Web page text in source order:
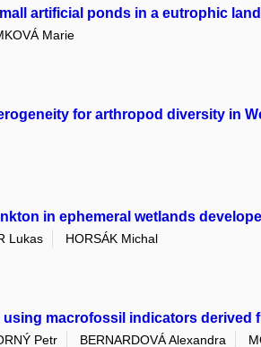
artificial ponds in a eutrophic
Marie
for arthropod diversity in
in ephemeral wetlands
Lukas
HORSÁK Michal
macrofossil indicators derived
Petr BERNARDOVÁ Alexandra